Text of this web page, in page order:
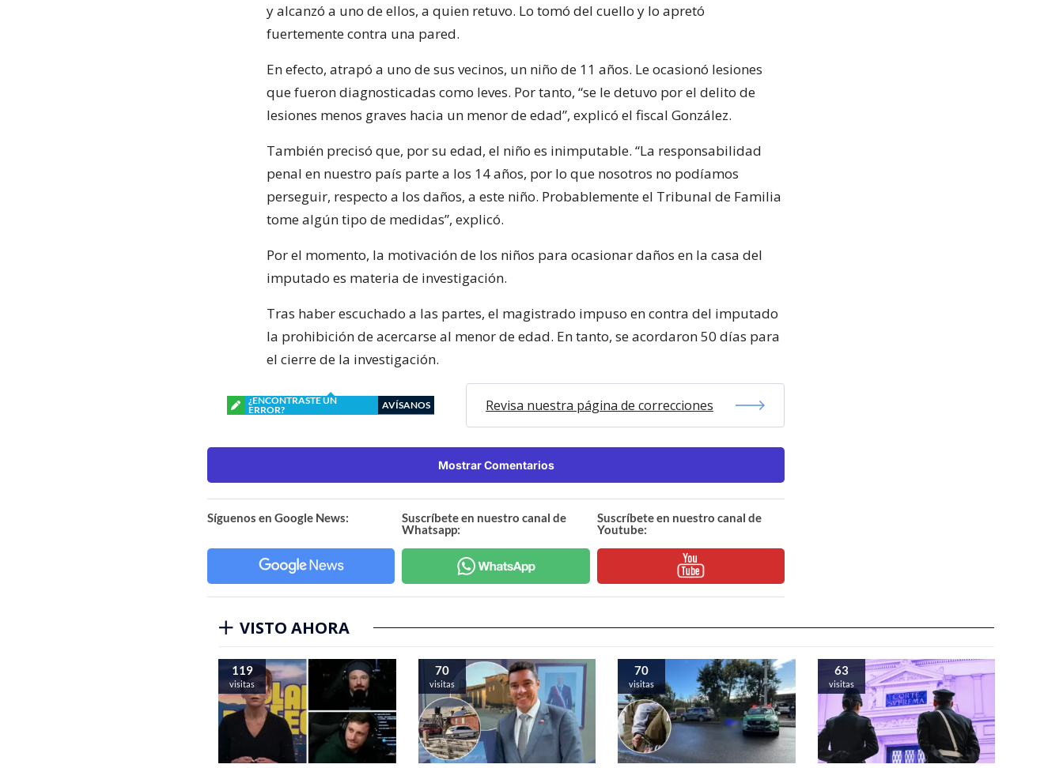
y alcanzó a uno de ellos, a quien retuvo. Lo tomó del cuello y lo apretó
fuertemente contra una pared.
En efecto, atrapó a uno de sus vecinos, un niño de 11 años. Le ocasionó lesiones
que fueron diagnosticadas como leves. Por tanto, “se le detuvo por el delito de
lesiones menos graves hacia un menor de edad”, explicó el fiscal González.
También precisó que, por su edad, el niño es inimputable. “La responsabilidad
penal en nuestro país parte a los 14 años, por lo que nosotros no podíamos
perseguir, respecto a los daños, a este niño. Probablemente el Tribunal de Familia
tome algún tipo de medidas”, explicó.
Por el momento, la motivación de los niños para ocasionar daños en la casa del
imputado es materia de investigación.
Tras haber escuchado a las partes, el magistrado impuso en contra del imputado
la prohibición de acercarse al menor de edad. En tanto, se acordaron 50 días para
el cierre de la investigación.
¿ENCONTRASTE UN
ERROR?
AVÍSANOS Revisa nuestra página de correcciones
Mostrar Comentarios
Síguenos en Google News:
Suscríbete en nuestro canal de
Whatsapp:
Suscríbete en nuestro canal de
Youtube:
VISTO AHORA
119
visitas
70
visitas
70
visitas
63
visitas